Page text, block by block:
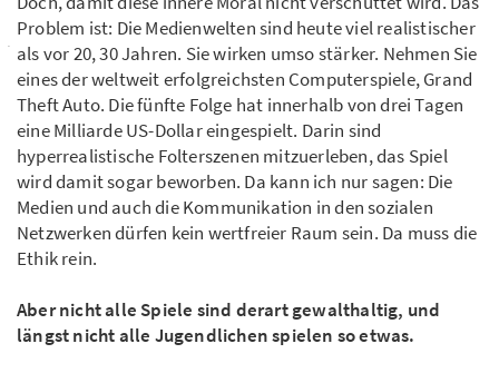
Problem ist: Die Medienwelten sind heute viel realistischer
als vor 20, 30 Jahren. Sie wirken umso stärker. Nehmen Sie
eines der weltweit erfolgreichsten Computerspiele, Grand
Theft Auto. Die fünfte Folge hat innerhalb von drei Tagen
eine Milliarde US-Dollar eingespielt. Darin sind
hyperrealistische Folterszenen mitzuerleben, das Spiel
wird damit sogar beworben. Da kann ich nur sagen: Die
Medien und auch die Kommunikation in den sozialen
Netzwerken dürfen kein wertfreier Raum sein. Da muss die
Ethik rein.
Aber nicht alle Spiele sind derart gewalthaltig, und
längst nicht alle Jugendlichen spielen so etwas.